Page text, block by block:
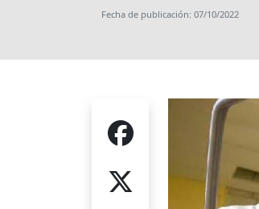
Fecha de publicación: 07/10/2022